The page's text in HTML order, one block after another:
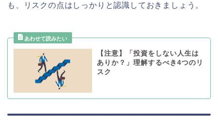
も、リスクの点はしっかりと認識しておきましょう。
【注意】「投資をしない人生は
ありか？」理解するべき4つのリ
スク